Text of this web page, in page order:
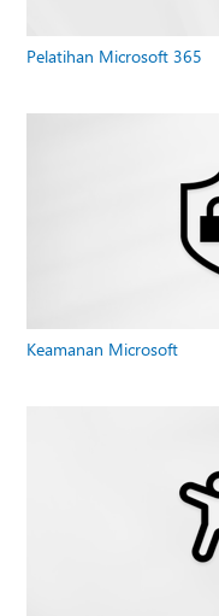
Pelatihan Microsoft 365
Keamanan Microsoft